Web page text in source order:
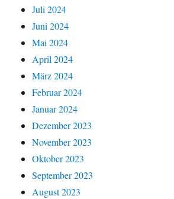
Juli 2024
Juni 2024
Mai 2024
April 2024
März 2024
Februar 2024
Januar 2024
Dezember 2023
November 2023
Oktober 2023
September 2023
August 2023